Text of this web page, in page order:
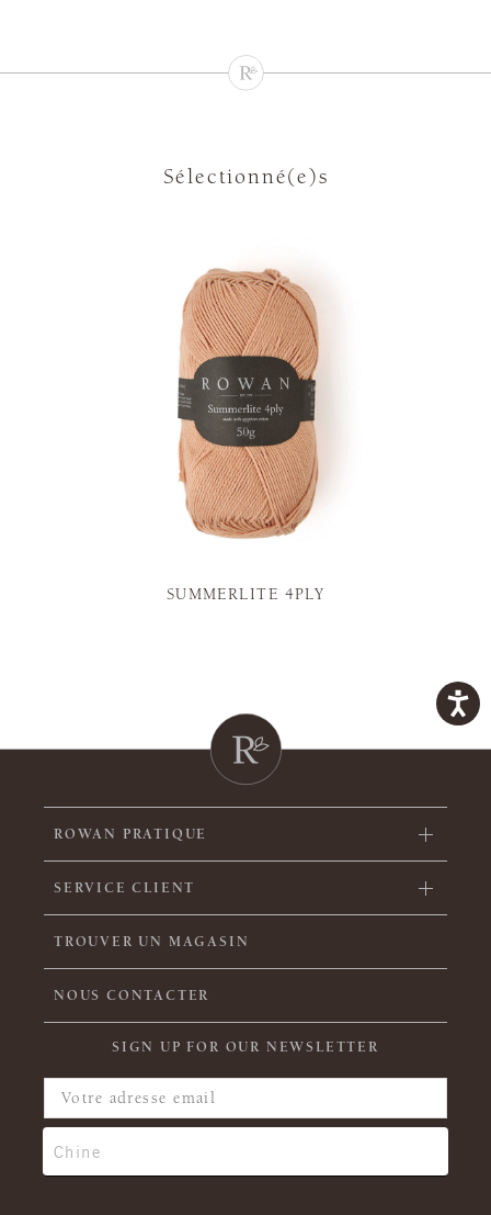
Sélectionné(e)s
SUMMERLITE 4PLY
ROWAN PRATIQUE
SERVICE CLIENT
TROUVER UN MAGASIN
NOUS CONTACTER
SIGN UP FOR OUR NEWSLETTER